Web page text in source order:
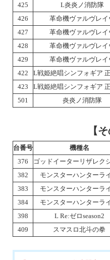
425
L炎炎ノ消防隊
426
革命機ヴァルヴレイ
427
革命機ヴァルヴレイ
428
革命機ヴァルヴレイ
429
革命機ヴァルヴレイ
422
L戦姫絶唱シンフォギア
423
L戦姫絶唱シンフォギア
501
炎炎ノ消防隊
【
台番号 機種名
376
ゴッドイーターリザレク
382
モンスターハンターラ
383
モンスターハンターラ
384
モンスターハンターラ
398
L Re:ゼロseason2
409
スマスロ北斗の拳